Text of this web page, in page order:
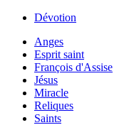
Dévotion
Anges
Esprit saint
François d'Assise
Jésus
Miracle
Reliques
Saints